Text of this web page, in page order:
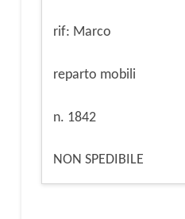
rif: Marco
reparto mobili
n. 1842
NON SPEDIBILE